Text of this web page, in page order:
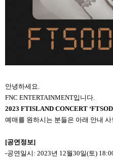
안녕하세요.
FNC ENTERTAINMENT입니다.
2023 FTISLAND CONCERT
예매를 원하시는 분들은 아래 안내
[공연정보]
-공연일시: 2023년 12월30일(토)